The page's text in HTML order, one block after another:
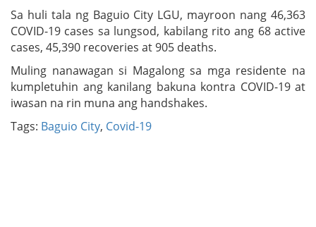
Sa huli tala ng Baguio City LGU, mayroon nang 46,363
COVID-19 cases sa lungsod, kabilang rito ang 68 active
cases, 45,390 recoveries at 905 deaths.
Muling nanawagan si Magalong sa mga residente na
kumpletuhin ang kanilang bakuna kontra COVID-19 at
iwasan na rin muna ang handshakes.
Tags: Baguio City, Covid-19